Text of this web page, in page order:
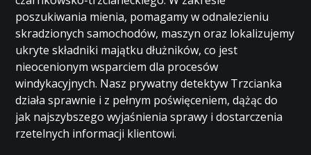
poszukiwania mienia, pomagamy w odnalezieniu
skradzionych samochodów, maszyn oraz lokalizujemy
ukryte składniki majątku dłużników, co jest
nieocenionym wsparciem dla procesów
windykacyjnych. Nasz prywatny detektyw Trzcianka
działa sprawnie i z pełnym poświęceniem, dążąc do
jak najszybszego wyjaśnienia sprawy i dostarczenia
rzetelnych informacji klientowi.